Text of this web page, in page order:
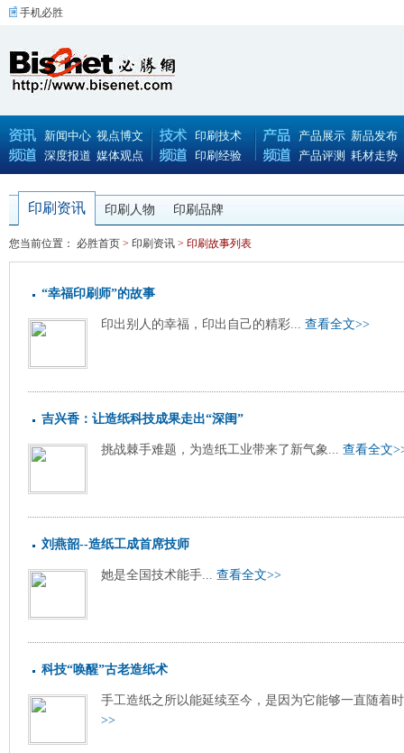
手机必胜
新闻中心 视点博文
深度报道 媒体观点
印刷技术
印刷经验
产品展示 新品发布
产品评测 耗材走势
印刷资讯 印刷人物 印刷品牌
您当前位置： 必胜首页 > 印刷资讯 > 印刷故事列表
“幸福印刷师”的故事
印出别人的幸福，印出自己的精彩... 查看全文>>
吉兴香：让造纸科技成果走出“深闺”
挑战棘手难题，为造纸工业带来了新气象... 查看全文
刘燕韶--造纸工成首席技师
她是全国技术能手... 查看全文>>
科技“唤醒”古老造纸术
手工造纸之所以能延续至今，是因为它能够一直随着
>>